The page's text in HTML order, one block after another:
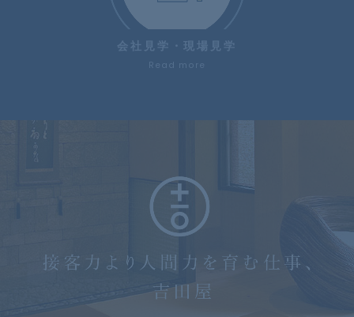
会社見学・現場見学
Read more